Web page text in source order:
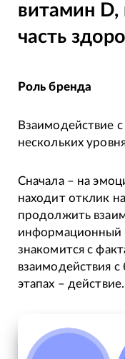
витамин D,
часть
Роль бренда
Взаимодействие
нескольких
Сначала – на
находит отклик
продолжить
информационный
знакомится с
взаимодействия
этапах – действие.